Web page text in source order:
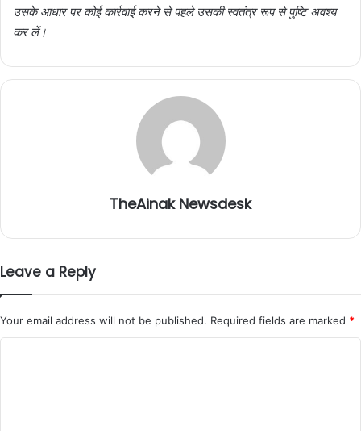
उसके आधार पर कोई कार्रवाई करने से पहले उसकी स्वतंत्र रूप से पुष्टि अवश्य
कर लें।
TheAinak Newsdesk
Leave a Reply
Your email address will not be published. Required fields are marked *